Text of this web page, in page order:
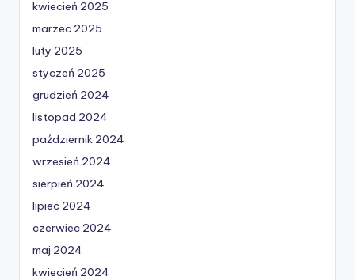
kwiecień 2025
marzec 2025
luty 2025
styczeń 2025
grudzień 2024
listopad 2024
październik 2024
wrzesień 2024
sierpień 2024
lipiec 2024
czerwiec 2024
maj 2024
kwiecień 2024